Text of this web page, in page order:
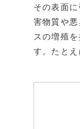
その表面
害物質や
スの増殖
す。たと